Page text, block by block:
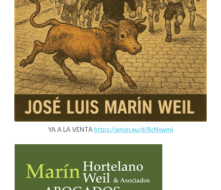
YA A LA VENTAhttps://amzn.eu/d/8cNswmj